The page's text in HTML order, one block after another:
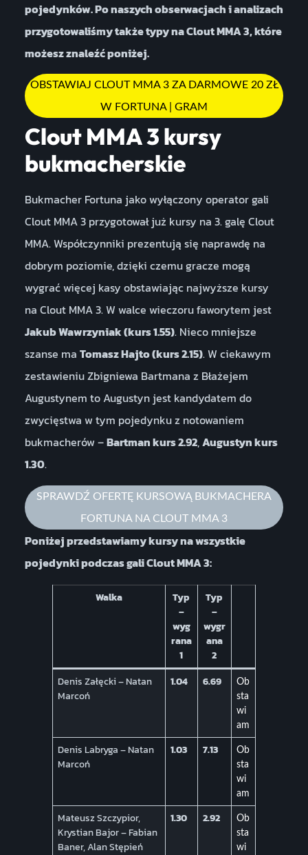
pojedynków. Po naszych obserwacjach i analizach
przygotowaliśmy także typy na Clout MMA 3, które
możesz znaleźć poniżej.
OBSTAWIAJ CLOUT MMA 3 ZA DARMOWE 20 ZŁ
W FORTUNA | GRAM
Clout MMA 3 kursy
bukmacherskie
Bukmacher Fortuna jako wyłączony operator gali
Clout MMA 3 przygotował już kursy na 3. galę Clout
MMA. Współczynniki prezentują się naprawdę na
dobrym poziomie, dzięki czemu gracze mogą
wygrać więcej kasy obstawiając najwyższe kursy
na Clout MMA 3. W walce wieczoru faworytem jest
Jakub Wawrzyniak (kurs 1.55). Nieco mniejsze
szanse ma Tomasz Hajto (kurs 2.15). W ciekawym
zestawieniu Zbigniewa Bartmana z Błażejem
Augustynem to Augustyn jest kandydatem do
zwycięstwa w tym pojedynku z notowaniem
bukmacherów –Bartman kurs 2.92,Augustyn kurs
1.30.
SPRAWDŹ OFERTĘ KURSOWĄ BUKMACHERA
FORTUNA NA CLOUT MMA 3
Poniżej przedstawiamy kursy na wszystkie
pojedynki podczas gali Clout MMA 3:
Walka
Typ
–
wyg
rana
1
Typ
–
wygr
ana
2
Denis Załęcki – Natan
Marcoń
1.04 6.69
Ob
sta
wi
am
Denis Labryga – Natan
Marcoń
1.03 7.13
Ob
sta
wi
am
Mateusz Szczypior,
Krystian Bajor – Fabian
Baner, Alan Stępień
1.30 2.92
Ob
sta
wi